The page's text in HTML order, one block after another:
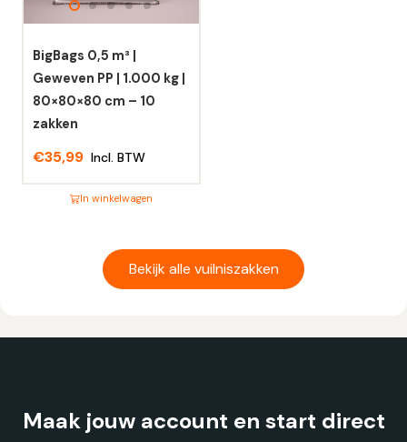
worden
op
de
productpagina
BigBags 0,5 m³ |
Geweven PP | 1.000 kg |
80×80×80 cm – 10
zakken
€35,99 Incl. BTW
In winkelwagen
Deze
worden
Bekijk alle vuilniszakken
Maak jouw account en start direct